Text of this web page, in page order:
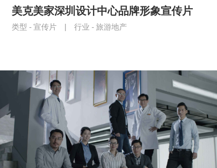
美克美家深圳设计中心品牌形象宣传片
类型 - 宣传片 行业 - 旅游地产